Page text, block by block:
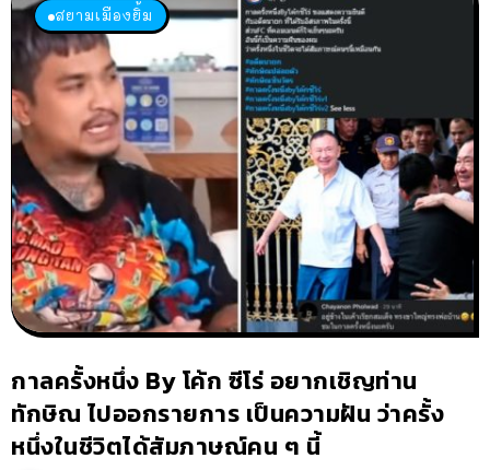
สยามเมืองยิ้ม
กาลครั้งหนึ่ง By โค้ก ซีโร่ อยากเชิญท่าน
ทักษิณ ไปออกรายการ เป็นความฝัน ว่าครั้ง
หนึ่งในชีวิตได้สัมภาษณ์คน ๆ นี้